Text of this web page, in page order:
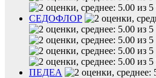
СЕДОФЛОР
ПЕДЕА